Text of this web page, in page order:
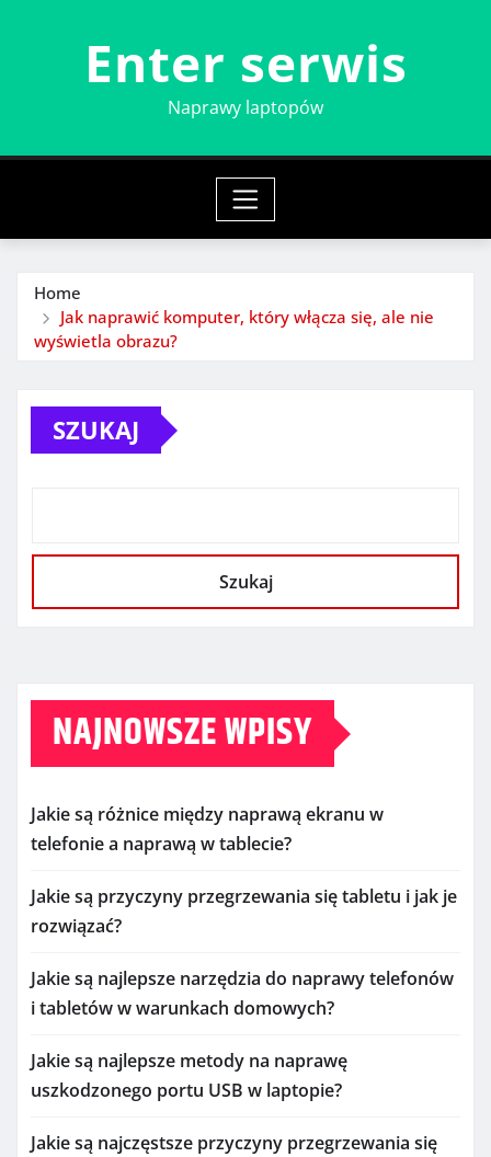
Enter serwis
Naprawy laptopów
Home
Jak naprawić komputer, który włącza się, ale nie
wyświetla obrazu?
SZUKAJ
Szukaj
NAJNOWSZE WPISY
Jakie są różnice między naprawą ekranu w
telefonie a naprawą w tablecie?
Jakie są przyczyny przegrzewania się tabletu i jak je
rozwiązać?
Jakie są najlepsze narzędzia do naprawy telefonów
i tabletów w warunkach domowych?
Jakie są najlepsze metody na naprawę
uszkodzonego portu USB w laptopie?
Jakie są najczęstsze przyczyny przegrzewania się